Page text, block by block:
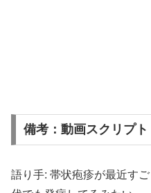
備考：動画スクリプト
語り手: 帯状疱疹が最近す